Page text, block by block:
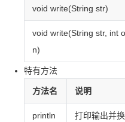
void write(String str)
void write(String str, int
n)
特有方法
方法名 说明
println
打印输出并